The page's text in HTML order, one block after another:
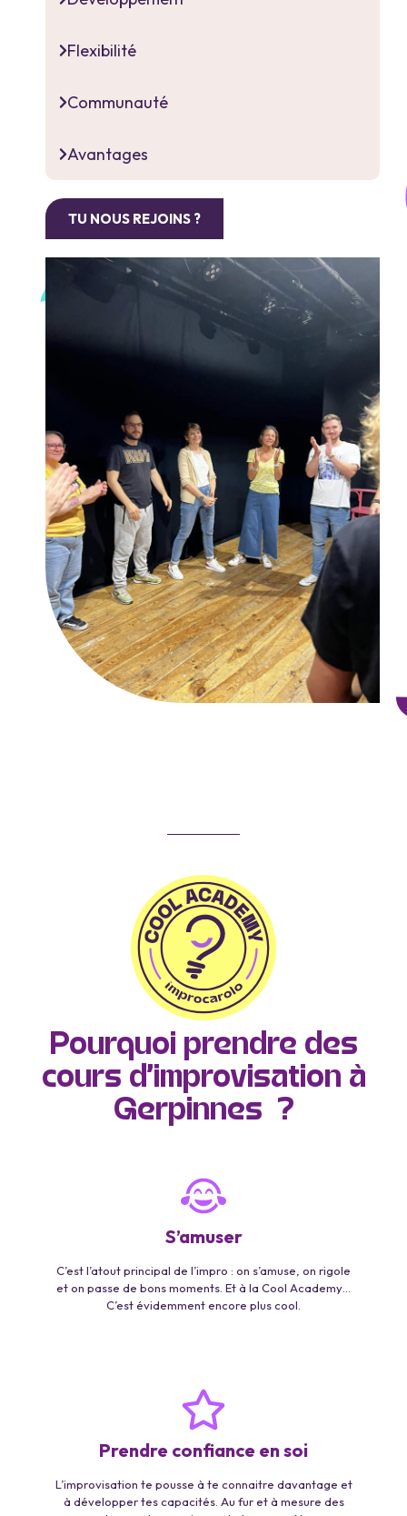
Flexibilité
Communauté
Avantages
TU NOUS REJOINS ?
Pourquoi prendre des
cours d’improvisation à
Gerpinnes ?
S’amuser
C’est l’atout principal de l’impro : on s’amuse, on rigole
et on passe de bons moments. Et à la Cool Academy…
C’est évidemment encore plus cool.
Prendre confiance en soi
L’improvisation te pousse à te connaitre davantage et
à développer tes capacités. Au fur et à mesure des